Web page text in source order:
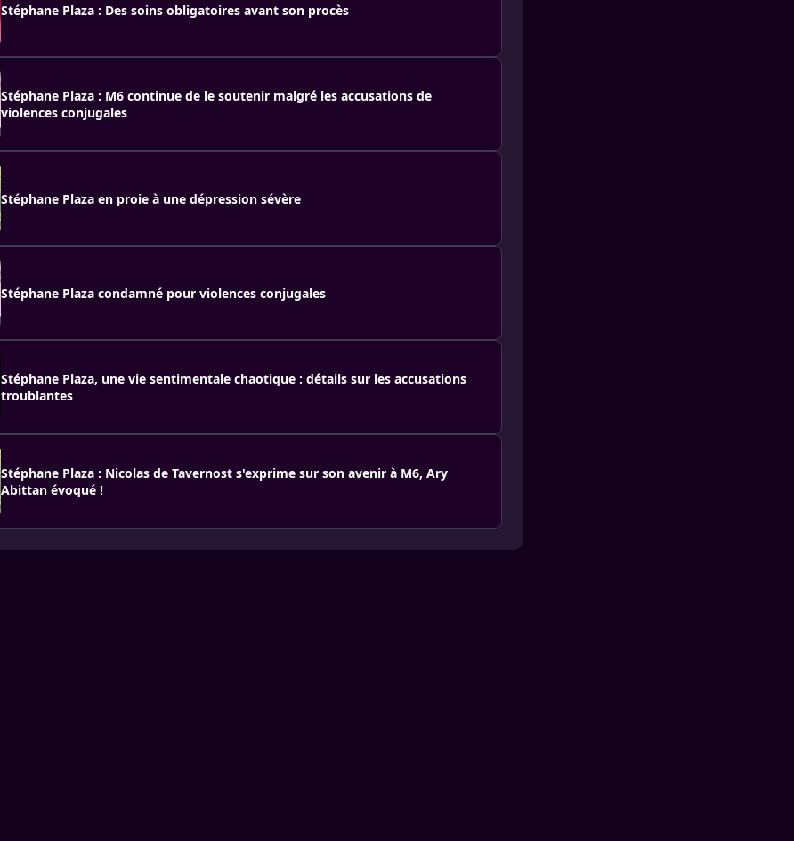
Stéphane Plaza : Des soins obligatoires avant son procès
Stéphane Plaza : M6 continue de le soutenir malgré les accusations de
violences conjugales
Stéphane Plaza en proie à une dépression sévère
Stéphane Plaza condamné pour violences conjugales
Stéphane Plaza, une vie sentimentale chaotique : détails sur les accusations
troublantes
Stéphane Plaza : Nicolas de Tavernost s'exprime sur son avenir à M6, Ary
Abittan évoqué !